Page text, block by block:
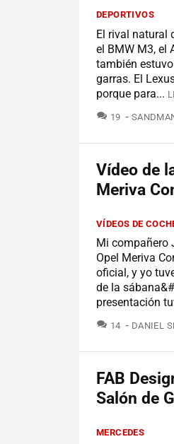
DEPORTIVOS
El rival natural
el BMW M3, el
también
garras. El
porque para...
19
Vídeo de
Meriva
VÍDEOS DE
Mi compañero
Opel Meriva
oficial, y yo
de la
presentación
14 DANIEL
FAB
Salón de
MERCEDES